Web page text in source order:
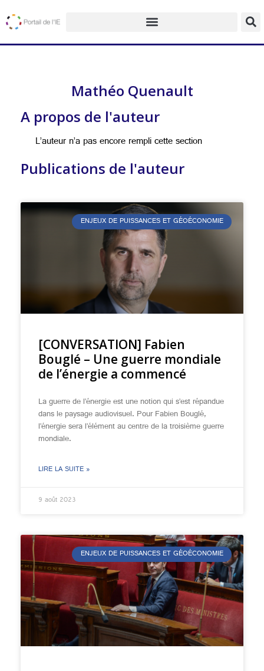
Mathéo Quenault
A propos de l'auteur
L’auteur n’a pas encore rempli cette section
Publications de l'auteur
ENJEUX DE PUISSANCES ET GÉOÉCONOMIE
[CONVERSATION] Fabien
Bouglé – Une guerre mondiale
de l’énergie a commencé
La guerre de l’énergie est une notion qui s’est répandue
dans le paysage audiovisuel. Pour Fabien Bouglé,
l’énergie sera l’élément au centre de la troisième guerre
mondiale.
LIRE LA SUITE »
9 août 2023
ENJEUX DE PUISSANCES ET GÉOÉCONOMIE